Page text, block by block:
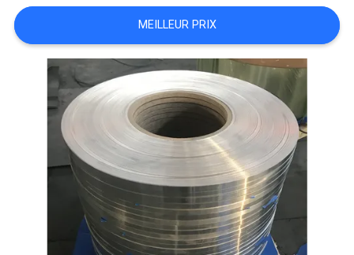
DEMANDEZ
UNE
CITATION
SITEMAP
POLITIQUE
CONFIDENTIALITÉ
MEILLEUR PRIX